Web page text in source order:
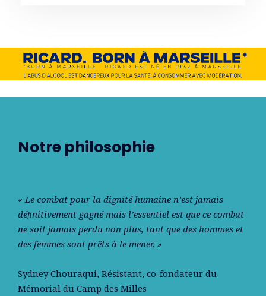
Notre philosophie
« Le combat pour la dignité humaine n’est jamais
déﬁnitivement gagné mais l’essentiel est que ce combat
ne soit jamais perdu non plus, tant que des hommes et
des femmes sont prêts à le mener. »
Sydney Chouraqui, Résistant, co-fondateur du
Mémorial du Camp des Milles